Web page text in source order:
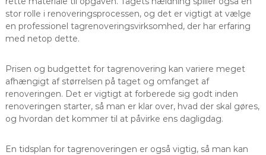
stor rolle i renoveringsprocessen, og det er vigtigt at vælge
en professionel tagrenoveringsvirksomhed, der har erfaring
med netop dette.
Prisen og budgettet for tagrenovering kan variere meget
afhængigt af størrelsen på taget og omfanget af
renoveringen. Det er vigtigt at forberede sig godt inden
renoveringen starter, så man er klar over, hvad der skal gøres,
og hvordan det kommer til at påvirke ens dagligdag.
En tidsplan for tagrenoveringen er også vigtig, så man kan